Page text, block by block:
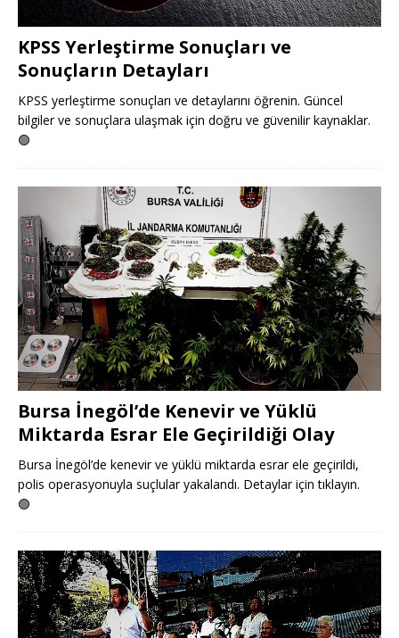
KPSS Yerleştirme Sonuçları ve
Sonuçların Detayları
KPSS yerleştirme sonuçları ve detaylarını öğrenin. Güncel
bilgiler ve sonuçlara ulaşmak için doğru ve güvenilir kaynaklar.
🟢
Bursa İnegöl’de Kenevir ve Yüklü
Miktarda Esrar Ele Geçirildiği Olay
Bursa İnegöl’de kenevir ve yüklü miktarda esrar ele geçirildi,
polis operasyonuyla suçlular yakalandı. Detaylar için tıklayın.
🟢